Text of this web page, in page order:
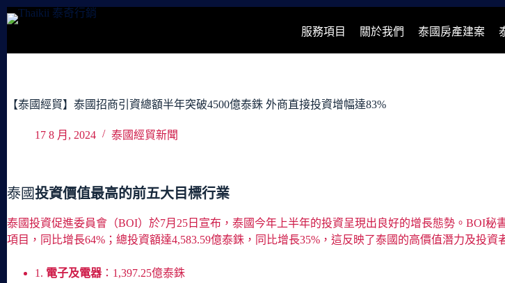
跳
容
服務項目 關於我們 泰國房產建案
【泰國經貿】泰國招商引資總額半年突破4500億泰銖 外商直接投資增幅達83%
17 8 月, 2024 泰國經貿新聞
泰國投資價值最高的前五大目標行業
泰國投資促進委員會（BOI）於7月25日宣布，泰國今年上半年的投資呈現出良好的增長態勢。BOI
項目，同比增長64%；總投資額達4,583.59億泰銖，同比增長35%，這反映了泰國的高價值潛力及投資
1. 電子及電器 ：1,397.25億泰銖